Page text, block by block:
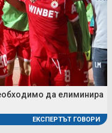
да елиминира
ЕКСПЕРТЪТ ГОВОРИ